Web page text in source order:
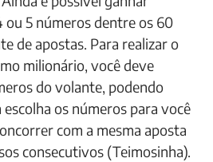
ou 5 números dentre os 60
de apostas. Para realizar o
milionário, você deve
do volante, podendo
os números para você
com a mesma aposta
consecutivos (Teimosinha).